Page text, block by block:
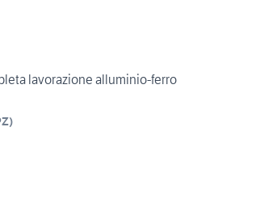
lavorazione alluminio-ferro
)